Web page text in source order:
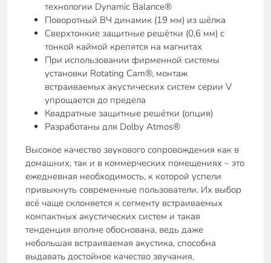
технологии Dynamic Balance®
Поворотный ВЧ динамик (19 мм) из шёлка
Сверхтонкие защитные решётки (0,6 мм) с
тонкой каймой крепятся на магнитах
При использовании фирменной системы
установки Rotating Cam®, монтаж
встраиваемых акустических систем серии V
упрощается до предела
Квадратные защитные решётки (опция)
Разработаны для Dolby Atmos®
Высокое качество звукового сопровождения как в
домашних, так и в коммерческих помещениях – это
ежедневная необходимость, к которой успели
привыкнуть современные пользователи. Их выбор
всё чаще склоняется к сегменту встраиваемых
компактных акустических систем и такая
тенденция вполне обоснована, ведь даже
небольшая встраиваемая акустика, способна
выдавать достойное качество звучания,